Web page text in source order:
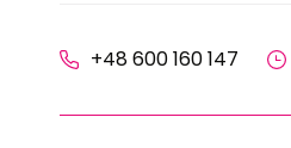
+48 600 160 147